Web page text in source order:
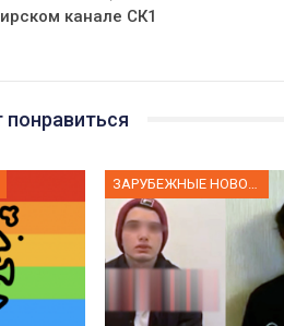
канале СК1
ЗАРУБЕЖНЫЕ НОВОСТИ